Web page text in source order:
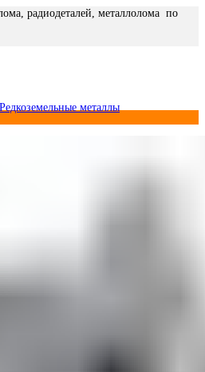
радиодеталей, металлолома по
Редкоземельные металлы